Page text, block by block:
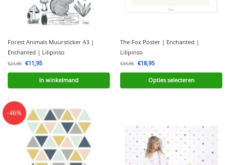
Forest Animals Muursticker A3 |
Enchanted | Lilipinso
€21,95 €11,95
In winkelmand
The Fox Poster | Enchanted |
Lilipinso
€34,95 €18,95
Opties selecteren
-46%